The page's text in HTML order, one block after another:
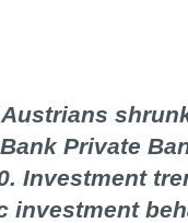
Private
Investment
investment